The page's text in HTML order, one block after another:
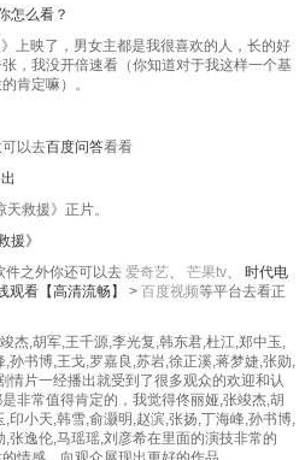
怎么看？
上映了，男女主都是我很喜欢的人，长的好
，我没开倍速看（你知道对于我这样一个基
肯定嘛）。
以去百度问答看看
救援》正片。
援》
件之外你还可以去 爱奇艺、 芒果tv、 时代电
观看【高清流畅】 > 百度视频等平台去看正
杰,胡军,王千源,李光复,韩东君,杜江,郑中玉,
孙书博,王戈,罗嘉良,苏岩,徐正溪,蒋梦婕,张勋,
情片一经播出就受到了很多观众的欢迎和认
非常值得肯定的，我觉得佟丽娅,张竣杰,胡
印小天,韩雪,俞灏明,赵滨,张扬,丁海峰,孙书博,
张逸伦,马瑶瑶,刘彦希在里面的演技非常的